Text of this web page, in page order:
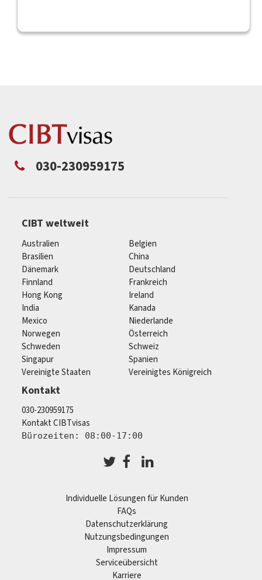
030-230959175
CIBT weltweit
Australien
Belgien
Brasilien
China
Dänemark
Deutschland
Finnland
Frankreich
Hong Kong
Ireland
India
Kanada
Mexico
Niederlande
Norwegen
Österreich
Schweden
Schweiz
Singapur
Spanien
Vereinigte Staaten
Vereinigtes Königreich
Kontakt
030-230959175
Kontakt CIBTvisas
Bürozeiten: 08:00-17:00
Individuelle Lösungen für Kunden
FAQs
Datenschutzerklärung
Nutzungsbedingungen
Impressum
Serviceübersicht
Karriere